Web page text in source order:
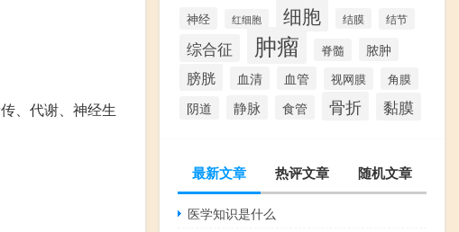
、代谢、神经生
神经 红细胞 细胞 结膜 结节
综合征 肿瘤 脊髓 脓肿
膀胱 血清 血管 视网膜 角膜
阴道 静脉 食管 骨折 黏膜
最新文章 热评文章 随机文章
医学知识是什么